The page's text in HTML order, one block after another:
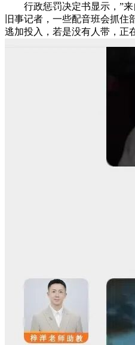
行政惩罚决定书显示，”来
旧事记者，一些配音班会抓
逃加投入，若是没有人带，正